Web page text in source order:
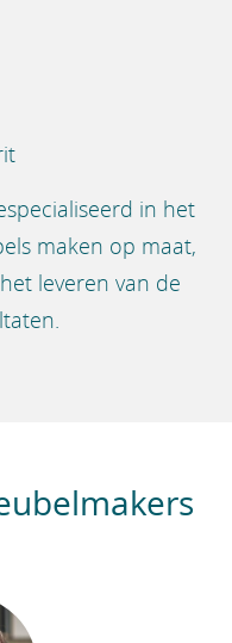
in het
maken op maat,
leveren van de